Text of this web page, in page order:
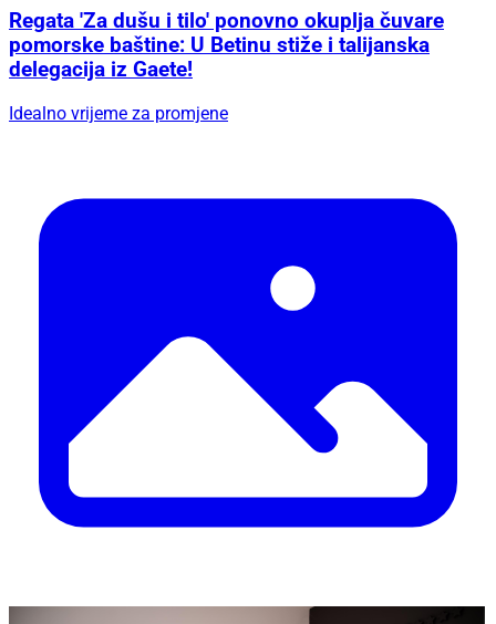
Regata 'Za dušu i tilo' ponovno okuplja čuvare
pomorske baštine: U Betinu stiže i talijanska
delegacija iz Gaete!
Idealno vrijeme za promjene